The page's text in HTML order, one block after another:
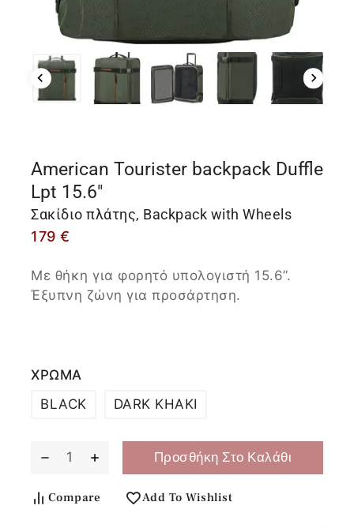
American Tourister backpack Duffle
Lpt 15.6″
Σακίδιο πλάτης, Backpack with Wheels
179 €
Με θήκη για φορητό υπολογιστή 15.6”.
Έξυπνη ζώνη για προσάρτηση.
ΧΡΩΜΑ
BLACK
DARK KHAKI
Προσθήκη Στο Καλάθι
Compare Add To Wishlist